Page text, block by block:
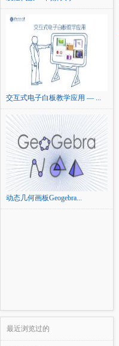
交互式电子白板教学应用 — ...
动态几何画板Geogebra...
最近浏览过的